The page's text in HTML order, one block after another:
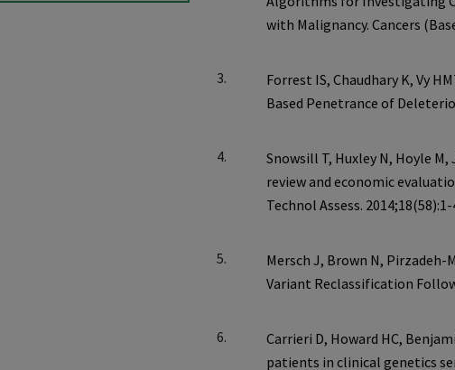
3.
4.
5.
6.